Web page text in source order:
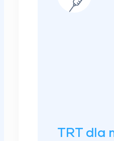
TRT dla